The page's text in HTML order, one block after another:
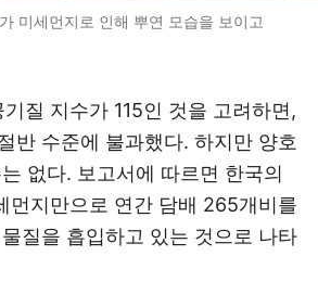
미세먼지로 인해 뿌연 모습을 보이고
질 지수가 115인 것을 고려하면,
반 수준에 불과했다. 하지만 양호
없다. 보고서에 따르면 한국의
먼지만으로 연간 담배 265개비를
질을 흡입하고 있는 것으로 나타